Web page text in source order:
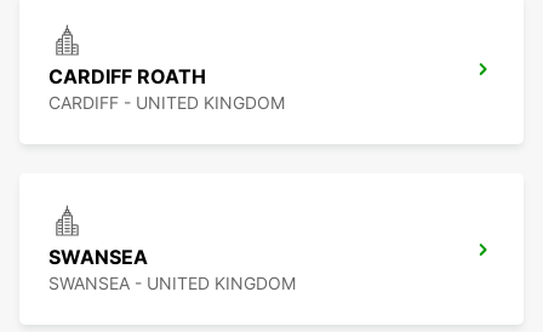
CARDIFF ROATH
CARDIFF - UNITED KINGDOM
SWANSEA
SWANSEA - UNITED KINGDOM